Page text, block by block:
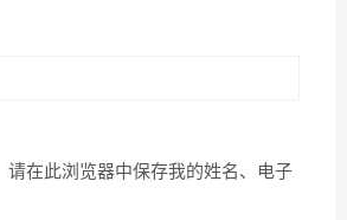
请在此浏览器中保存我的姓名、电子